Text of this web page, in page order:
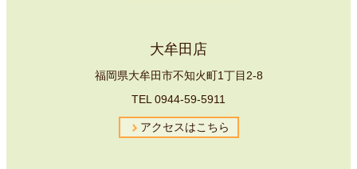
大牟田店
福岡県大牟田市不知火町1丁目2-8
TEL 0944-59-5911
アクセスはこちら